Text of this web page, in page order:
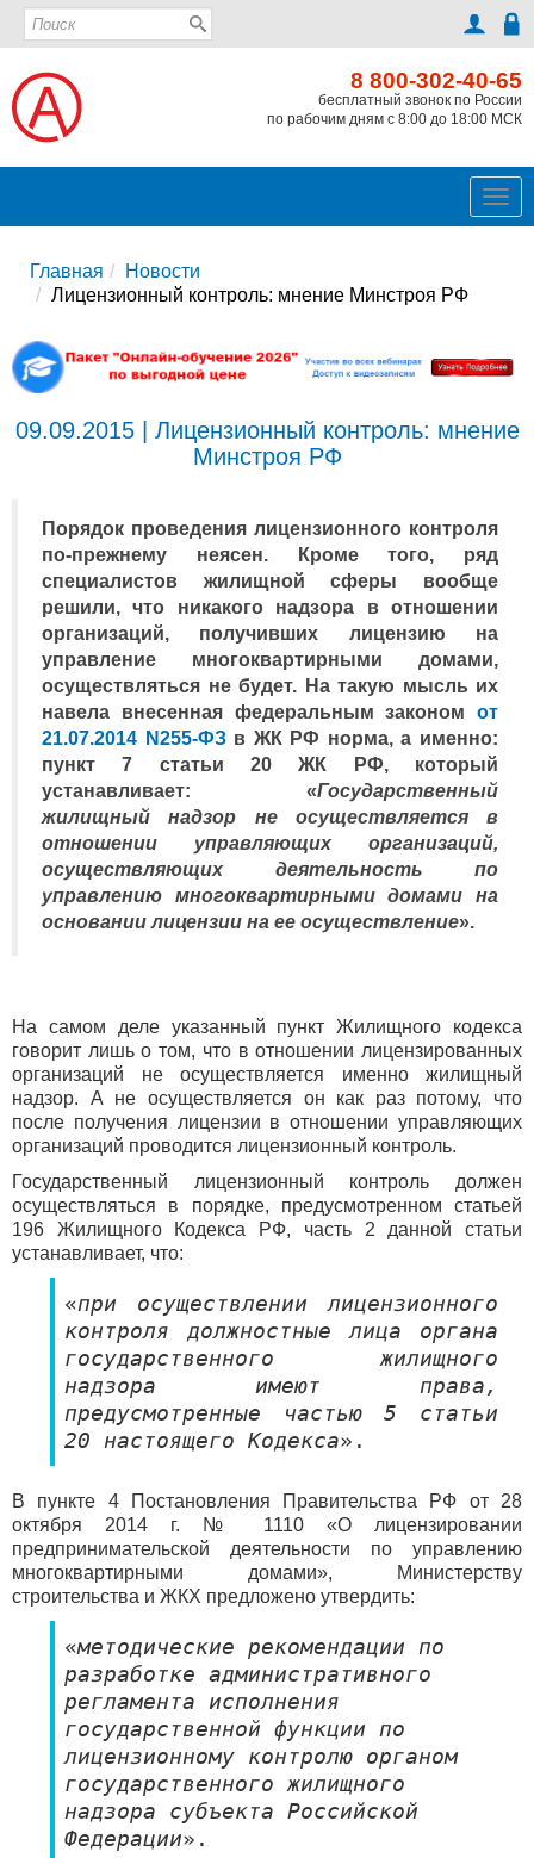
8 800-302-40-65
бесплатный звонок по России
по рабочим дням с 8:00 до 18:00 МСК
Главная
Новости
Лицензионный контроль: мнение Минстроя РФ
09.09.2015 | Лицензионный контроль: мнение
Минстроя РФ
Порядок проведения лицензионного контроля
по-прежнему неясен. Кроме того, ряд
специалистов жилищной сферы вообще
решили, что никакого надзора в отношении
организаций, получивших лицензию на
управление многоквартирными домами,
осуществляться не будет. На такую мысль их
навела внесенная федеральным законом от
21.07.2014 N255-ФЗв ЖК РФ норма, а именно:
пункт 7 статьи 20 ЖК РФ, который
устанавливает: «Государственный
жилищный надзор не осуществляется в
отношении управляющих организаций,
осуществляющих деятельность по
управлению многоквартирными домами на
основании лицензии на ее осуществление».
На самом деле указанный пункт Жилищного кодекса
говорит лишь о том, что в отношении лицензированных
организаций не осуществляется именно жилищный
надзор. А не осуществляется он как раз потому, что
после получения лицензии в отношении управляющих
организаций проводится лицензионный контроль.
Государственный лицензионный контроль должен
осуществляться в порядке, предусмотренном статьей
196 Жилищного Кодекса РФ, часть 2 данной статьи
устанавливает, что:
«при осуществлении лицензионного
контроля должностные лица органа
государственного жилищного
надзора имеют права,
предусмотренные частью 5 статьи
20 настоящего Кодекса».
В пункте 4 Постановления Правительства РФ от 28
октября 2014 г. № 1110 «О лицензировании
предпринимательской деятельности по управлению
многоквартирными домами», Министерству
строительства и ЖКХ предложено утвердить:
«методические рекомендации по
разработке административного
регламента исполнения
государственной функции по
лицензионному контролю органом
государственного жилищного
надзора субъекта Российской
Федерации».